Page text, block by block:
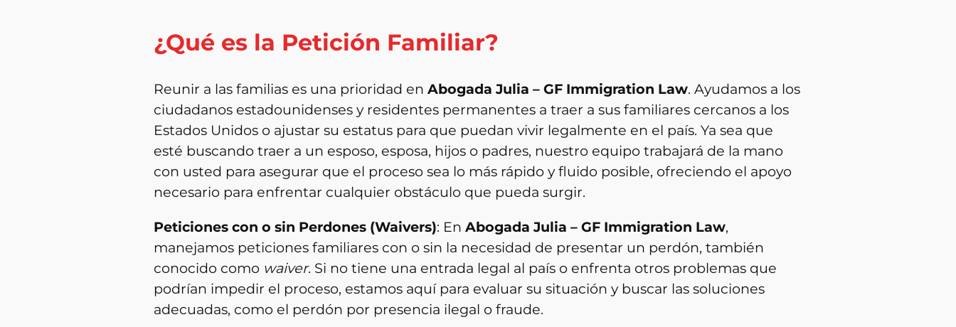
¿Qué es la Petición Familiar?
Reunir a las familias es una prioridad en Abogada Julia – GF Immigration Law. Ayudamos a los
ciudadanos estadounidenses y residentes permanentes a traer a sus familiares cercanos a los
Estados Unidos o ajustar su estatus para que puedan vivir legalmente en el país. Ya sea que
esté buscando traer a un esposo, esposa, hijos o padres, nuestro equipo trabajará de la mano
con usted para asegurar que el proceso sea lo más rápido y fluido posible, ofreciendo el apoyo
necesario para enfrentar cualquier obstáculo que pueda surgir.
Peticiones con o sin Perdones (Waivers): En Abogada Julia – GF Immigration Law,
manejamos peticiones familiares con o sin la necesidad de presentar un perdón, también
conocido como waiver. Si no tiene una entrada legal al país o enfrenta otros problemas que
podrían impedir el proceso, estamos aquí para evaluar su situación y buscar las soluciones
adecuadas, como el perdón por presencia ilegal o fraude.